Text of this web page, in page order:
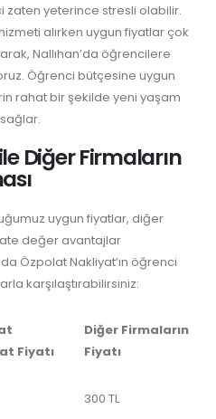
zaten yeterince stresli olabilir.
alırken uygun fiyatlar çok
Nallıhan’da öğrencilere
Öğrenci bütçesine uygun
rahat bir şekilde yeni yaşam
Diğer Firmaların
uygun fiyatlar, diğer
değer avantajlar
Özpolat Nakliyat’ın öğrenci
karşılaştırabilirsiniz:
Fiyatı
Diğer Firmaların
Fiyatı
300 TL